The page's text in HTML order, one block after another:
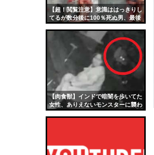
【超！閲覧注意】意識ははっきりし
てるが数分後に100％死ぬ男、最後
【肉食獣】インドで暗闇を歩いてた
女性、ありえないモンスターに襲わ
定リ
ンク
自動